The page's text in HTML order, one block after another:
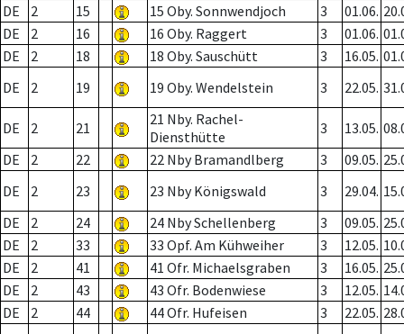
DE
2 15 15 Oby. Sonnwendjoch 3 01.06.
DE
2 16 16 Oby. Raggert 3 01.06.
DE
2 18 18 Oby. Sauschütt 3 16.05.
DE
2 19 19 Oby. Wendelstein 3 22.05.
DE 2 21
21 Nby. Rachel-
Diensthütte
3 13.05.
DE
2 22 22 Nby Bramandlberg 3 09.05.
DE
2 23 23 Nby Königswald 3 29.04.
DE
2 24 24 Nby Schellenberg 3 09.05.
DE
2 33 33 Opf. Am Kühweiher 3 12.05.
DE
2 41 41 Ofr. Michaelsgraben 3 16.05.
DE
2 43 43 Ofr. Bodenwiese 3 12.05.
DE
2 44 44 Ofr. Hufeisen 3 22.05.